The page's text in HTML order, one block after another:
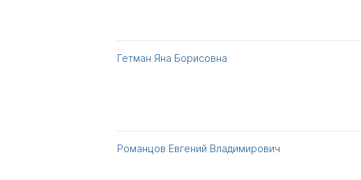
Гетман Яна Борисовна
Романцов Евгений Владимирович